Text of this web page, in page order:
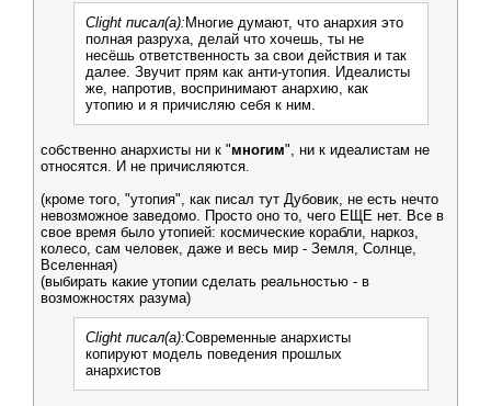
Clight писал(а): Многие думают, что анархия это
полная разруха, делай что хочешь, ты не
несёшь ответственность за свои действия и так
далее. Звучит прям как анти-утопия. Идеалисты
же, напротив, воспринимают анархию, как
утопию и я причисляю себя к ним.
собственно анархисты ни к "многим", ни к идеалистам не
относятся. И не причисляются.
(кроме того, "утопия", как писал тут Дубовик, не есть нечто
невозможное заведомо. Просто оно то, чего ЕЩЕ нет. Все в
свое время было утопией: космические корабли, наркоз,
колесо, сам человек, даже и весь мир - Земля, Солнце,
Вселенная)
(выбирать какие утопии сделать реальностью - в
возможностях разума)
Clight писал(а):Современные анархисты
копируют модель поведения прошлых
анархистов